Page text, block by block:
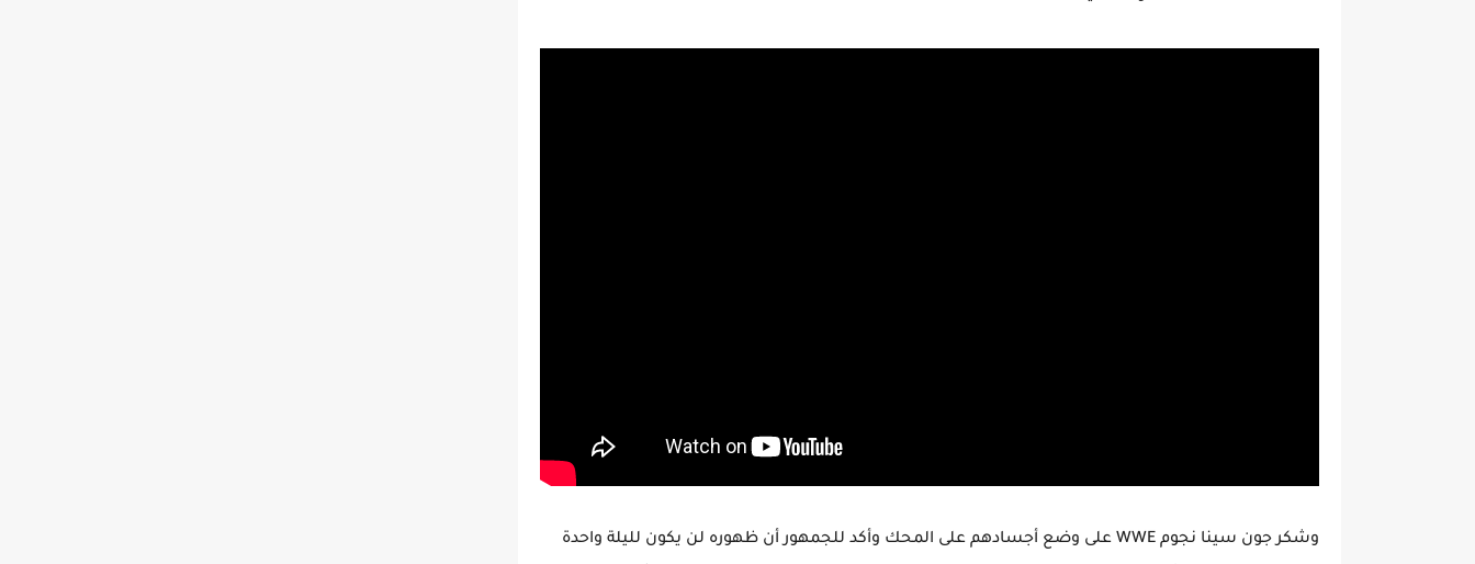
وشكر جون سينا نجوم WWE على وضع أجسادهم على المحك وأكد للجمهور أن ظهوره لن يكون لليلة واحدة